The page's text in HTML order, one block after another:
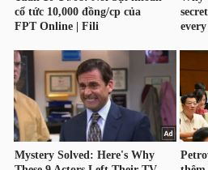
chính
Công
cụ
đầu